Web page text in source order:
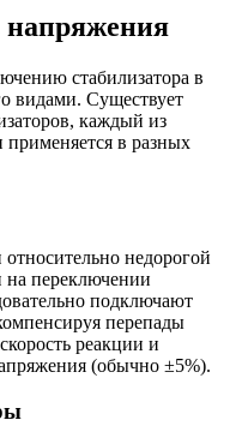
напряжения
стабилизатора в
видами. Существует
каждый из
применяется в разных
недорогой
переключении
подключают
перепады
реакции и
(обычно ±5%).